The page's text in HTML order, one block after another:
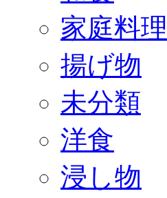
家庭料理
揚げ物
未分類
洋食
浸し物